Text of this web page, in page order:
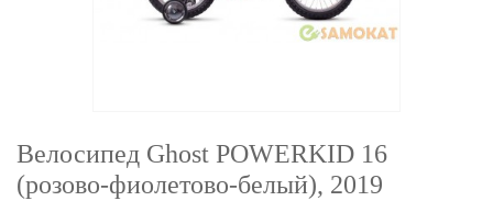
Велосипед Ghost POWERKID 16
(розово-фиолетово-белый), 2019